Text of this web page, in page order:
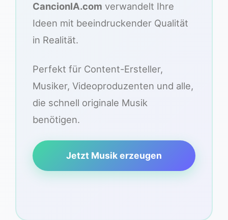
CancionIA.com verwandelt Ihre
Ideen mit beeindruckender Qualität
in Realität.
Perfekt für Content-Ersteller,
Musiker, Videoproduzenten und alle,
die schnell originale Musik
benötigen.
Jetzt Musik erzeugen